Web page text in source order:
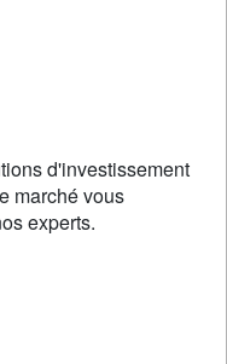
d'investissement
marché vous
experts.